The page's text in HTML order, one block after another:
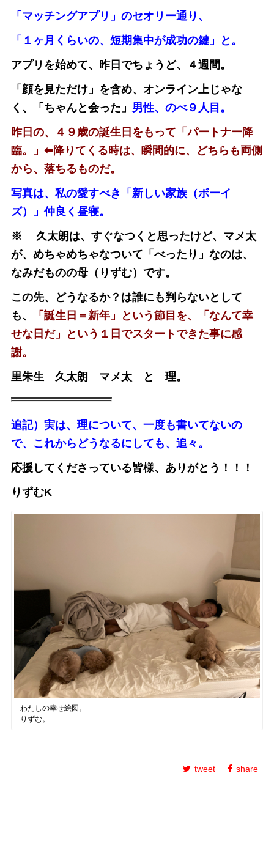
「マッチングアプリ」のセオリー通り、
「１ヶ月くらいの、短期集中が成功の鍵」と。
アプリを始めて、昨日でちょうど、４週間。
「顔を見ただけ」を含め、オンライン上じゃな
く、「ちゃんと会った」 男性、のべ９人目。
昨日の、４９歳の誕生日をもって「パートナー降
臨。」⬅︎降りてくる時は、瞬間的に、どちらも両側
から、落ちるものだ。
写真は、私の愛すべき「新しい家族（ボーイ
ズ）」仲良く昼寝。
※ 久太朗は、すぐなつくと思ったけど、マメ太
が、めちゃめちゃなついて「べったり」なのは、
なみだものの母（りずむ）です。
この先、どうなるか？は誰にも判らないとして
も、
「誕生日＝新年」という節目を、「なんて幸
せな日だ」という１日でスタートできた事に感
謝。
里朱生 久太朗 マメ太 と 理。
追記）実は、理について、一度も書いてないの
で、これからどうなるにしても、追々。
応援してくださっている皆様、ありがとう！！！
りずむK
わたしの幸せ絵図。
りずむ。
tweet share